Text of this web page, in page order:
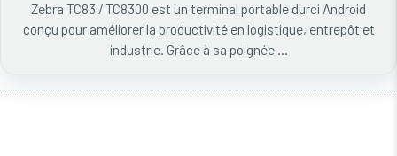
Zebra TC83 / TC8300 est un terminal portable durci Android
conçu pour améliorer la productivité en logistique, entrepôt et
industrie. Grâce à sa poignée ...